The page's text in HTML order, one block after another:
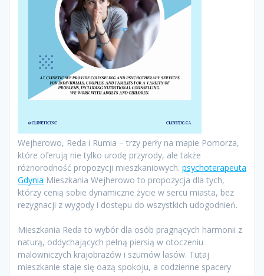
Wejherowo, Reda i Rumia – trzy perły na mapie Pomorza,
które oferują nie tylko urodę przyrody, ale także
różnorodność propozycji mieszkaniowych. psychoterapeuta
Gdynia Mieszkania Wejherowo to propozycja dla tych,
którzy cenią sobie dynamiczne życie w sercu miasta, bez
rezygnacji z wygody i dostępu do wszystkich udogodnień.
Mieszkania Reda to wybór dla osób pragnących harmonii z
naturą, oddychających pełną piersią w otoczeniu
malowniczych krajobrazów i szumów lasów. Tutaj
mieszkanie staje się oazą spokoju, a codzienne spacery